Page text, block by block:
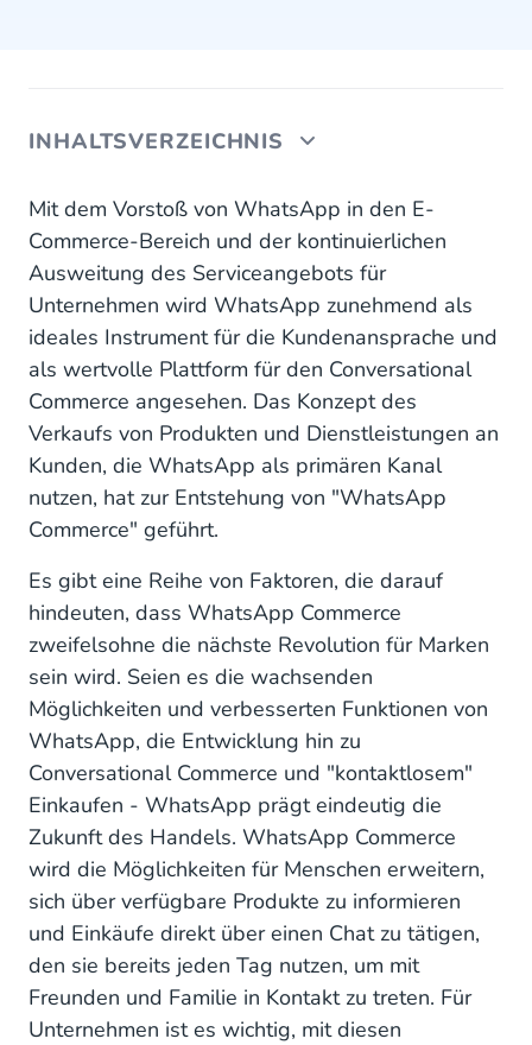
INHALTSVERZEICHNIS
COVID-19 und kontaktloses Einkaufen
Die Stärke von WhatsApp als Plattform zur
Ermöglichung von Conversational Commerce
Wiedereinbindung von Kunden mit
personalisiertem Verkaufen
Kunden anziehen, binden und konvertieren mit
WhatsApp Chatbot
Vorteile eines WhatsApp-Chatbots
Mit dem Vorstoß von WhatsApp in den E-
Commerce-Bereich und der kontinuierlichen
Ausweitung des Serviceangebots für
Unternehmen wird WhatsApp zunehmend als
ideales Instrument für die Kundenansprache und
als wertvolle Plattform für den Conversational
Commerce angesehen. Das Konzept des
Verkaufs von Produkten und Dienstleistungen an
Kunden, die WhatsApp als primären Kanal
nutzen, hat zur Entstehung von "WhatsApp
Commerce" geführt.
Es gibt eine Reihe von Faktoren, die darauf
hindeuten, dass WhatsApp Commerce
zweifelsohne die nächste Revolution für Marken
sein wird. Seien es die wachsenden
Möglichkeiten und verbesserten Funktionen von
WhatsApp, die Entwicklung hin zu
Conversational Commerce und "kontaktlosem"
Einkaufen - WhatsApp prägt eindeutig die
Zukunft des Handels. WhatsApp Commerce
wird die Möglichkeiten für Menschen erweitern,
sich über verfügbare Produkte zu informieren
und Einkäufe direkt über einen Chat zu tätigen,
den sie bereits jeden Tag nutzen, um mit
Freunden und Familie in Kontakt zu treten. Für
Unternehmen ist es wichtig, mit diesen